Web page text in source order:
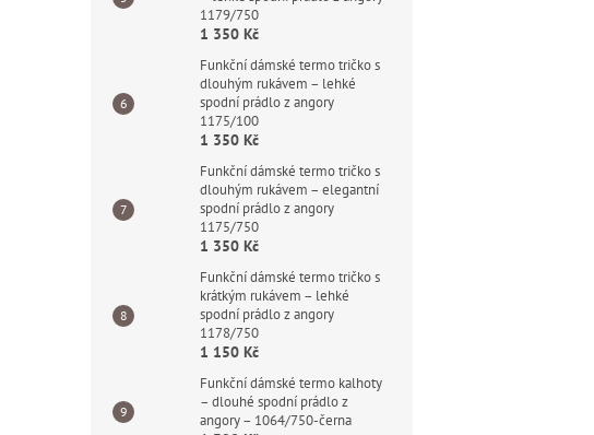
1179/750
1 350 Kč
Funkční dámské termo tričko s
dlouhým rukávem – lehké
spodní prádlo z angory
1175/100
1 350 Kč
Funkční dámské termo tričko s
dlouhým rukávem – elegantní
spodní prádlo z angory
1175/750
1 350 Kč
Funkční dámské termo tričko s
krátkým rukávem – lehké
spodní prádlo z angory
1178/750
1 150 Kč
Funkční dámské termo kalhoty
– dlouhé spodní prádlo z
angory – 1064/750-černa